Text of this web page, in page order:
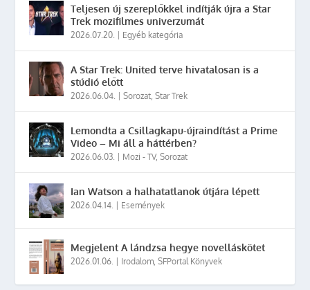
Teljesen új szereplőkkel indítják újra a Star
Trek mozifilmes univerzumát
2026.07.20. Egyéb kategória
A Star Trek: United terve hivatalosan is a
stúdió előtt
2026.06.04. |Sorozat ,Star Trek
Lemondta a Csillagkapu-újraindítást a Prime
Video – Mi áll a háttérben?
2026.06.03. Mozi - TV,Sorozat
Ian Watson a halhatatlanok útjára lépett
2026.04.14. Események
Megjelent A lándzsa hegye novelláskötet
2026.01.06. Irodalom ,SFPortal Könyvek